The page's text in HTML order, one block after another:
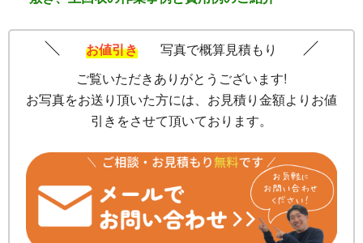
お値引き
写真で概算見積もり
ご覧いただきありがとうございます!
お写真をお送り頂いた方には、お見積り金額よりお値
引きをさせて頂いております。